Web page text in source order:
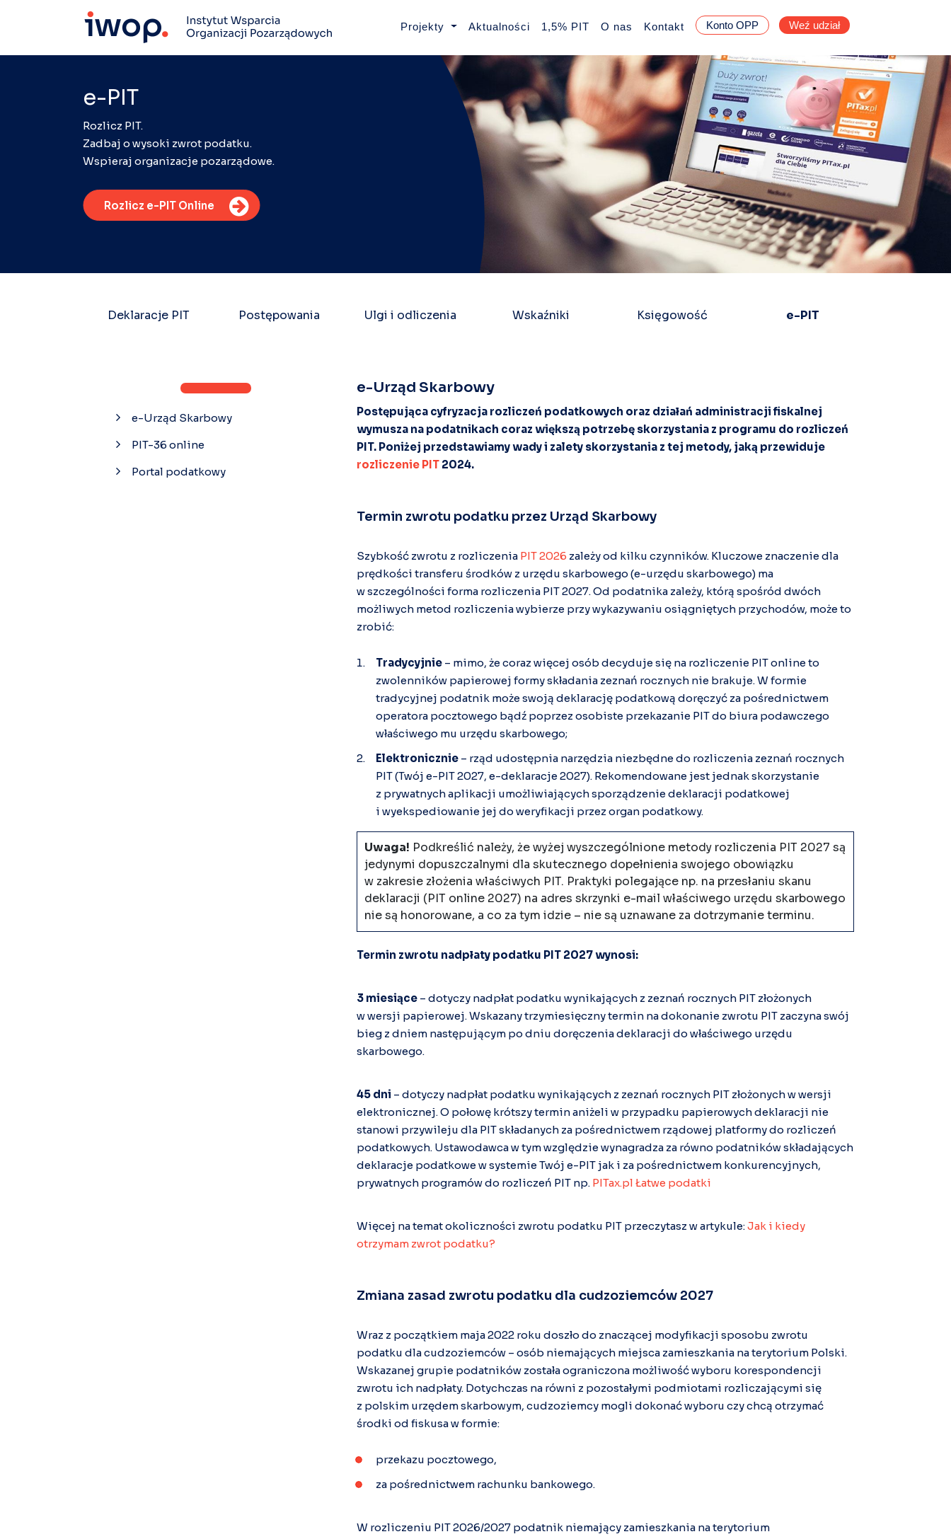
Projekty Aktualności 1,5% PIT O nas Kontakt Konto OPP Weź udział
e-PIT
Rozlicz PIT.
Zadbaj o wysoki zwrot podatku.
Wspieraj organizacje pozarządowe.
Rozlicz e-PIT Online
Deklaracje PIT Postępowania Ulgi i odliczenia Wskaźniki Księgowość e-PIT
e-Urząd Skarbowy
PIT-36 online
Portal podatkowy
e-Urząd Skarbowy
Postępująca cyfryzacja rozliczeń podatkowych oraz działań administracji fiskalnej
wymusza na podatnikach coraz większą potrzebę skorzystania z programu do rozliczeń
PIT. Poniżej przedstawiamy wady i zalety skorzystania z tej metody, jaką przewiduje
rozliczenie PIT2024.
Termin zwrotu podatku przez Urząd Skarbowy
Szybkość zwrotu z rozliczenia PIT 2026 zależy od kilku czynników. Kluczowe znaczenie dla
prędkości transferu środków z urzędu skarbowego (e-urzędu skarbowego) ma
w szczególności forma rozliczenia PIT 2027. Od podatnika zależy, którą spośród dwóch
możliwych metod rozliczenia wybierze przy wykazywaniu osiągniętych przychodów, może to
zrobić:
Tradycyjnie– mimo, że coraz więcej osób decyduje się na rozliczenie PIT online to
zwolenników papierowej formy składania zeznań rocznych nie brakuje. W formie
tradycyjnej podatnik może swoją deklarację podatkową doręczyć za pośrednictwem
operatora pocztowego bądź poprzez osobiste przekazanie PIT do biura podawczego
właściwego mu urzędu skarbowego;
Elektronicznie– rząd udostępnia narzędzia niezbędne do rozliczenia zeznań rocznych
PIT (Twój e-PIT 2027, e-deklaracje 2027). Rekomendowane jest jednak skorzystanie
z prywatnych aplikacji umożliwiających sporządzenie deklaracji podatkowej
i wyekspediowanie jej do weryfikacji przez organ podatkowy.
Uwaga! Podkreślić należy, że wyżej wyszczególnione metody rozliczenia PIT 2027 są
jedynymi dopuszczalnymi dla skutecznego dopełnienia swojego obowiązku
w zakresie złożenia właściwych PIT. Praktyki polegające np. na przesłaniu skanu
deklaracji (PIT online 2027) na adres skrzynki e-mail właściwego urzędu skarbowego
nie są honorowane, a co za tym idzie – nie są uznawane za dotrzymanie terminu.
Termin zwrotu nadpłaty podatku PIT 2027 wynosi:
3 miesiące– dotyczy nadpłat podatku wynikających z zeznań rocznych PIT złożonych
w wersji papierowej. Wskazany trzymiesięczny termin na dokonanie zwrotu PIT zaczyna swój
bieg z dniem następującym po dniu doręczenia deklaracji do właściwego urzędu
skarbowego.
45 dni – dotyczy nadpłat podatku wynikających z zeznań rocznych PIT złożonych w wersji
elektronicznej. O połowę krótszy termin aniżeli w przypadku papierowych deklaracji nie
stanowi przywileju dla PIT składanych za pośrednictwem rządowej platformy do rozliczeń
podatkowych. Ustawodawca w tym względzie wynagradza za równo podatników składających
deklaracje podatkowe w systemie Twój e-PIT jak i za pośrednictwem konkurencyjnych,
prywatnych programów do rozliczeń PIT np. PITax.pl Łatwe podatki
Więcej na temat okoliczności zwrotu podatku PIT przeczytasz w artykule:Jak i kiedy
otrzymam zwrot podatku?
Zmiana zasad zwrotu podatku dla cudzoziemców 2027
Wraz z początkiem maja 2022 roku doszło do znaczącej modyfikacji sposobu zwrotu
podatku dla cudzoziemców – osób niemających miejsca zamieszkania na terytorium Polski.
Wskazanej grupie podatników została ograniczona możliwość wyboru korespondencji
zwrotu ich nadpłaty. Dotychczas na równi z pozostałymi podmiotami rozliczającymi się
z polskim urzędem skarbowym, cudzoziemcy mogli dokonać wyboru czy chcą otrzymać
środki od fiskusa w formie:
przekazu pocztowego,
za pośrednictwem rachunku bankowego.
W rozliczeniu PIT 2026/2027 podatnik niemający zamieszkania na terytorium